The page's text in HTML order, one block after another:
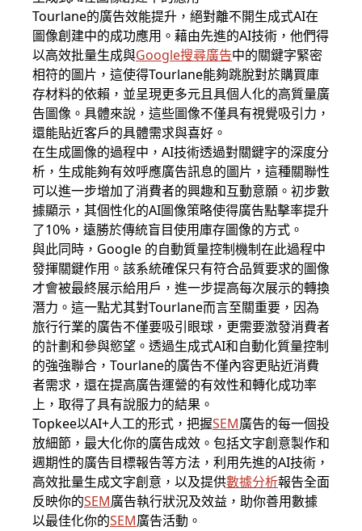
Tourlane的廣告效能提升，絕對離不開生成式AI在
圖像創建中的成功應用。藉由先進的AI技術，他們得
以高效批量生成與Google搜尋廣告中的關鍵字緊密
相符的圖片，這使得Tourlane能夠跳脫對於購買庫
存材料的依賴，並呈現更多元且具個人化的高質量廣
告圖像。具體來說，這些圖像不僅具有視覺吸引力，
還能貼近客戶的具體需求與喜好。
在生成圖像的過程中，AI技術透過對關鍵字的深度分
析，生成能夠有效呼應廣告訊息的圖片，這種關聯性
可以進一步增加了消費者的興趣和互動意願。初步數
據顯示，其個性化的AI圖像策略使得廣告點擊率提升
了10%，遠勝於傳統盲目使用庫存圖像的方式。
與此同時，Google 的自動質量控制機制在此過程中
發揮關鍵作用。該系統確保只有符合品質要求的圖像
才會被最終展示給用戶，進一步提高每次展示的轉換
潛力。這一點尤其對Tourlane而言至關重要，因為
旅行行業的廣告不僅要吸引眼球，更需要激發消費者
的計劃和參與慾望。透過生成式AI和自動化質量控制
的強強聯合，Tourlane的廣告不僅內容更貼近消費
者需求，還在提高廣告運營的有效性和轉化成功率
上，取得了具有說服力的結果。
Topkee以AI+人工的形式，把握SEM廣告的每一個投
放細節，最大化你的廣告成效。包括文字創意製作和
週期性的廣告目標報告等方法，利用先進的AI技術，
高效批量生成文字創意，以及提供數據分析報告全面
反映你的SEM廣告執行狀況及效益，助你善用數據
以最佳化你的SEM廣告活動。